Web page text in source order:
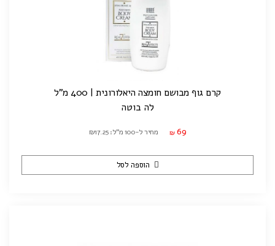
קרם גוף מבושם חומצה היאלורונית | 400 מ"ל
לה בוטה
₪ 69 מחיר ל-100 מ"ל: ₪17.25
הוספה לסל